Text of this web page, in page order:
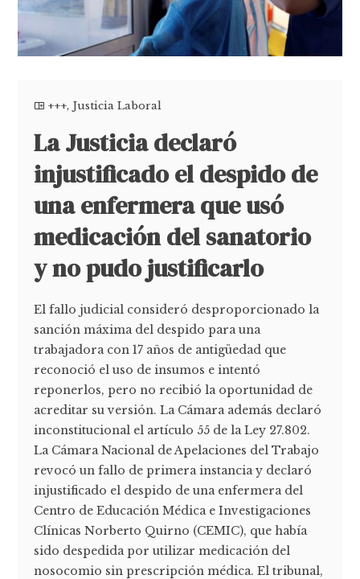
+++, Justicia Laboral
La Justicia declaró
injustificado el despido de
una enfermera que usó
medicación del sanatorio
y no pudo justificarlo
El fallo judicial consideró desproporcionado la
sanción máxima del despido para una
trabajadora con 17 años de antigüedad que
reconoció el uso de insumos e intentó
reponerlos, pero no recibió la oportunidad de
acreditar su versión. La Cámara además declaró
inconstitucional el artículo 55 de la Ley 27.802.
La Cámara Nacional de Apelaciones del Trabajo
revocó un fallo de primera instancia y declaró
injustificado el despido de una enfermera del
Centro de Educación Médica e Investigaciones
Clínicas Norberto Quirno (CEMIC), que había
sido despedida por utilizar medicación del
nosocomio sin prescripción médica. El tribunal,